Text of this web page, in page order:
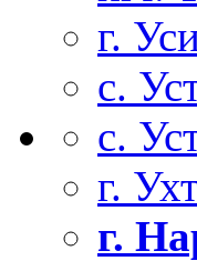
г.
с.
с.
г.
г.